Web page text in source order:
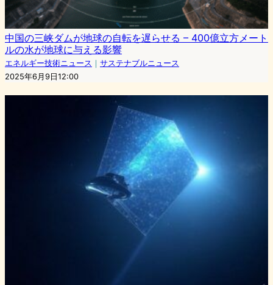
中国の三峡ダムが地球の自転を遅らせる – 400億立方メート
ルの水が地球に与える影響
エネルギー技術ニュース ｜ サステナブルニュース
2025年6月9日12:00